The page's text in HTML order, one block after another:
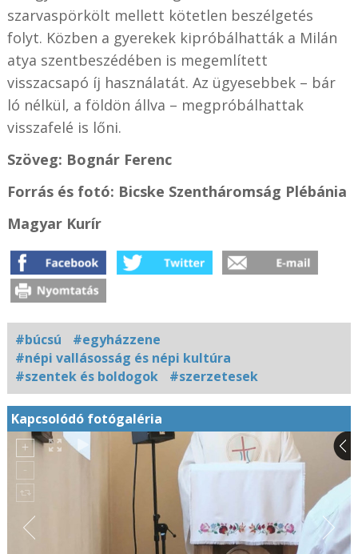
szarvaspörkölt mellett kötetlen beszélgetés
folyt. Közben a gyerekek kipróbálhatták a Milán
atya szentbeszédében is megemlített
visszacsapó íj használatát. Az ügyesebbek – bár
ló nélkül, a földön állva – megpróbálhattak
visszafelé is lőni.
Szöveg: Bognár Ferenc
Forrás és fotó: Bicske Szentháromság Plébánia
Magyar Kurír
#búcsú
#egyházzene
#népi vallásosság és népi kultúra
#szentek és boldogok
#szerzetesek
Kapcsolódó fotógaléria